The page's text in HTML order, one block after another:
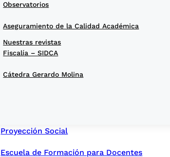
Aseguramiento de la Calidad Académica
Cátedra Gerardo Molina
Observatorios
Fiscalía – SIDCA
Nuestras revistas
Proyección Social
Escuela de Formación para Docentes